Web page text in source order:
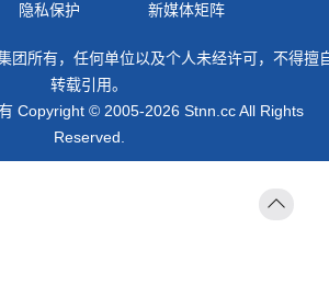
隐私保护 新媒体矩阵
团所有，任何单位以及个人未经许可，不得擅
转载引用。
Copyright © 2005-2026 Stnn.cc All Rights
Reserved.